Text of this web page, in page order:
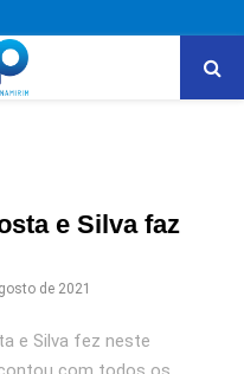
e Silva faz
de 2021
e Silva fez neste